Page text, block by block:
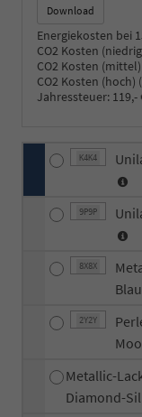
Download
Energiekosten bei
CO2 Kosten
CO2 Kosten (mittel)
CO2 Kosten (hoch)
Jahressteuer: 119,-
K4K4
9P9P
8X8X
Blau
2Y2Y
Metallic-
Diamond-